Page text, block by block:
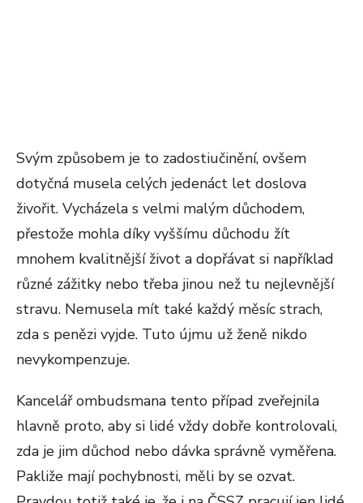
Svým způsobem je to zadostiučinění, ovšem
dotyčná musela celých jedenáct let doslova
živořit. Vycházela s velmi malým důchodem,
přestože mohla díky vyššímu důchodu žít
mnohem kvalitnější život a dopřávat si například
různé zážitky nebo třeba jinou než tu nejlevnější
stravu. Nemusela mít také každý měsíc strach,
zda s penězi vyjde. Tuto újmu už ženě nikdo
nevykompenzuje.
Kancelář ombudsmana tento případ zveřejnila
hlavně proto, aby si lidé vždy dobře kontrolovali,
zda je jim důchod nebo dávka správně vyměřena.
Pakliže mají pochybnosti, měli by se ozvat.